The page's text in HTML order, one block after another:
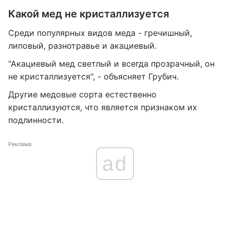
Какой мед не кристаллизуется
Среди популярных видов меда - гречишный,
липовый, разнотравье и акациевый.
"Акациевый мед светлый и всегда прозрачный, он
не кристаллизуется", - объясняет Грубич.
Другие медовые сорта естественно
кристаллизуются, что является признаком их
подлинности.
Реклама
ad